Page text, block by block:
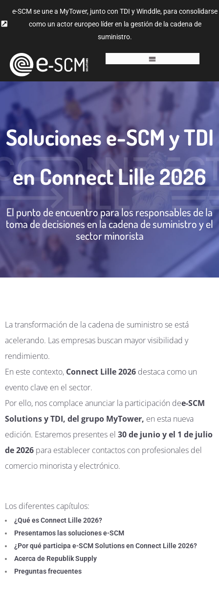
e-SCM se une a MyTower, junto con TDI y Winddle, para consolidarse
como un actor europeo líder en la gestión de la cadena de
suministro.
Soluciones e-SCM y TDI
en Connect Lille 2026
El punto de encuentro para los responsables de la
toma de decisiones en la cadena de suministro y el
sector minorista
La transformación de la cadena de suministro se está
acelerando. Las empresas buscan mayor visibilidad y
rendimiento.
En este contexto, Connect Lille 2026 destaca como un
evento clave en el sector.
Por ello, nos complace anunciar la participación dee-SCM
Solutions y TDI, del grupo MyTower, en esta nueva
edición. Estaremos presentes el 30 de junio y el 1 de julio
de 2026 para establecer contactos con profesionales del
comercio minorista y electrónico.
Los diferentes capítulos:
¿Qué es Connect Lille 2026?
Presentamos las soluciones e-SCM
¿Por qué participa e-SCM Solutions en Connect Lille 2026?
Acerca de Republik Supply
Preguntas frecuentes